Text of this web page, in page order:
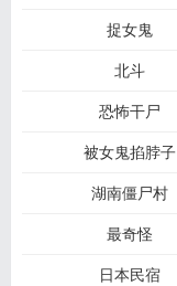
捉女鬼
北斗
恐怖干尸
被女鬼掐脖子
湖南僵尸村
最奇怪
日本民宿